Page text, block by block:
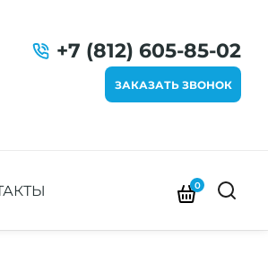
+7 (812) 605-85-02
ЗАКАЗАТЬ ЗВОНОК
0